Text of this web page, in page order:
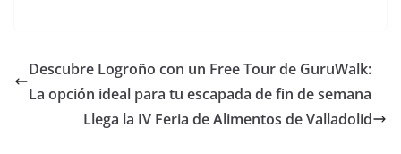
s
A
e
b
o
er p
ar
tir
Descubre Logroño con un Free Tour de GuruWalk:
La opción ideal para tu escapada de fin de semana
Llega la IV Feria de Alimentos de Valladolid